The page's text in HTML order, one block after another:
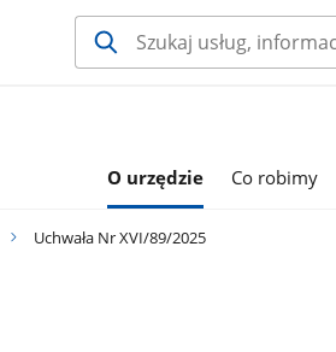
O urzędzie Co robimy
Uchwała Nr XVI/89/2025